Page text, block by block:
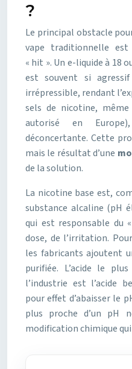
?
Le principal obstacle
vape traditionnelle
« hit ». Un e-liquide à 18
est souvent si
irrépressible, rendant
sels de nicotine,
autorisé en
déconcertante. Cette
mais le résultat d’une
de la solution.
La nicotine base est,
substance alcaline (pH
qui est responsable du
dose, de l’irritation.
les fabricants ajoutent
purifiée. L’acide le
l’industrie est l’acide
pour effet d’abaisser le
plus proche d’un pH
modification chimique